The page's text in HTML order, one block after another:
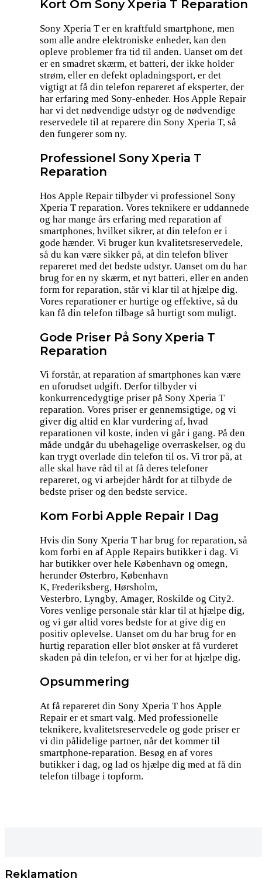
Kort Om Sony Xperia T Reparation
Sony Xperia T er en kraftfuld smartphone, men
som alle andre elektroniske enheder, kan den
opleve problemer fra tid til anden. Uanset om det
er en smadret skærm, et batteri, der ikke holder
strøm, eller en defekt opladningsport, er det
vigtigt at få din telefon repareret af eksperter, der
har erfaring med Sony-enheder. Hos Apple Repair
har vi det nødvendige udstyr og de nødvendige
reservedele til at reparere din Sony Xperia T, så
den fungerer som ny.
Professionel Sony Xperia T
Reparation
Hos Apple Repair tilbyder vi professionel Sony
Xperia T reparation. Vores teknikere er uddannede
og har mange års erfaring med reparation af
smartphones, hvilket sikrer, at din telefon er i
gode hænder. Vi bruger kun kvalitetsreservedele,
så du kan være sikker på, at din telefon bliver
repareret med det bedste udstyr. Uanset om du har
brug for en ny skærm, et nyt batteri, eller en anden
form for reparation, står vi klar til at hjælpe dig.
Vores reparationer er hurtige og effektive, så du
kan få din telefon tilbage så hurtigt som muligt.
Gode Priser På Sony Xperia T
Reparation
Vi forstår, at reparation af smartphones kan være
en uforudset udgift. Derfor tilbyder vi
konkurrencedygtige priser på Sony Xperia T
reparation. Vores priser er gennemsigtige, og vi
giver dig altid en klar vurdering af, hvad
reparationen vil koste, inden vi går i gang. På den
måde undgår du ubehagelige overraskelser, og du
kan trygt overlade din telefon til os. Vi tror på, at
alle skal have råd til at få deres telefoner
repareret, og vi arbejder hårdt for at tilbyde de
bedste priser og den bedste service.
Kom Forbi Apple Repair I Dag
Hvis din Sony Xperia T har brug for reparation, så
kom forbi en af Apple Repairs butikker i dag. Vi
har butikker over hele København og omegn,
herunder Østerbro, København
K, Frederiksberg, Hørsholm,
Vesterbro, Lyngby, Amager, Roskilde og City2.
Vores venlige personale står klar til at hjælpe dig,
og vi gør altid vores bedste for at give dig en
positiv oplevelse. Uanset om du har brug for en
hurtig reparation eller blot ønsker at få vurderet
skaden på din telefon, er vi her for at hjælpe dig.
Opsummering
At få repareret din Sony Xperia T hos Apple
Repair er et smart valg. Med professionelle
teknikere, kvalitetsreservedele og gode priser er
vi din pålidelige partner, når det kommer til
smartphone-reparation. Besøg en af vores
butikker i dag, og lad os hjælpe dig med at få din
telefon tilbage i topform.
Reklamation